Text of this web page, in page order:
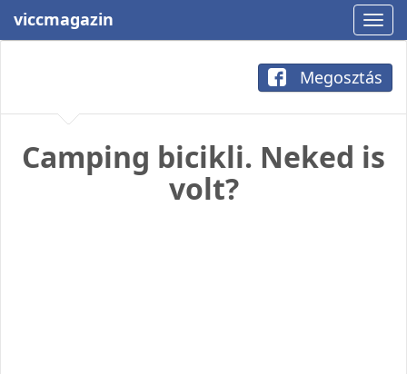
viccmagazin
Megosztás
Camping bicikli. Neked is
volt?